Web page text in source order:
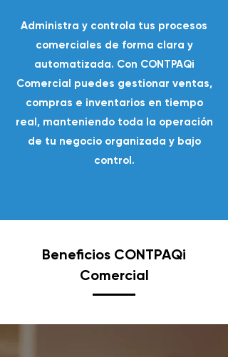
Administra y controla tus procesos
comerciales de forma clara y
automatizada. Con CONTPAQi
Comercial puedes gestionar ventas,
compras e inventarios en tiempo
real, manteniendo toda la operación
de tu negocio organizada y bajo
control.
Beneficios CONTPAQi
Comercial